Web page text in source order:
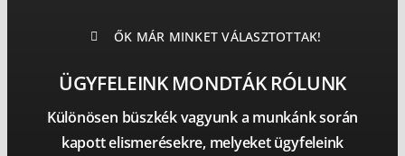
ŐK MÁR MINKET VÁLASZTOTTAK!
ÜGYFELEINK MONDTÁK RÓLUNK
Különösen büszkék vagyunk a munkánk során
kapott elismerésekre, melyeket ügyfeleink